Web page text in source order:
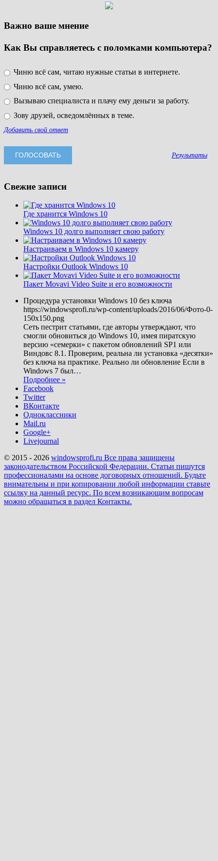
Важно ваше мнение
Как Вы справляетесь с поломками компьютера?
Чиню всё сам, читаю нужные статьи в интернете.
Чиню всё сам, умею.
Вызываю специалиста и плачу ему деньги за работу.
Зову друзей, осведомлённых в теме.
Добавить свой ответ
Результаты
Свежие записи
Где хранится Windows 10
Windows 10 долго выполняет свою работу
Настраиваем в Windows 10 камеру
Настройки Outlook Windows 10
Пакет Movavi Video Suite и его возможности
Процедура установки Windows 10 без ключа
https://windowsprofi.ru/wp-content/uploads/2016/06/Фото-0-
150x150.png
Сеть пестрит статьями, где авторы утверждают, что
смогли обновиться до Windows 10, имея пиратскую
версию «семерки» с пакетом обновлений SP1 или
Виндовс 8.1. Проверим, реальна ли установка «десятки»
без ключа на практике. Реально ли обновление Если в
Windows 7 был…
Подробнее »
Facebook
Twitter
ВКонтакте
Одноклассники
Mail.ru
Google+
Livejournal
© 2015 - 2026 windowsprofi.ru Все права защищены
законодательством Российской Федерации. Статьи пишутся
профессионалами на основе договорных отношений. Будьте
внимательны и при копировании любой информации ставьте
ссылку на данный ресурс. По всем возникающим вопросам
можно обращаться в раздел Контакты.